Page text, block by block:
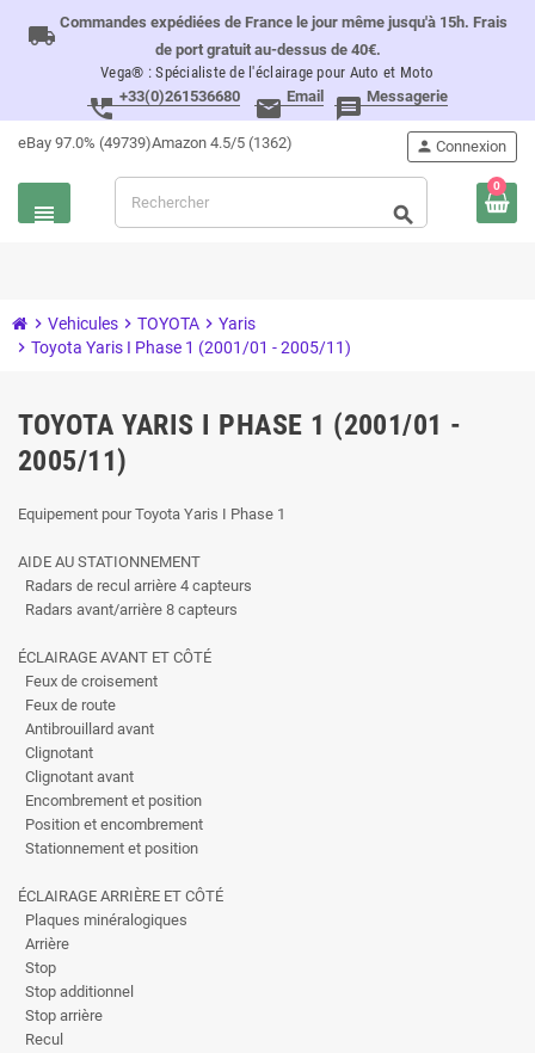
local_shipping Commandes expédiées de France le jour même jusqu'à 15h. Frais
de port gratuit au-dessus de 40€.
Vega® : Spécialiste de l'éclairage pour Auto et Moto
perm_phone_msg +33(0)261536680 email Email message Messagerie
eBay 97.0% (49739)Amazon 4.5/5 (1362)
view_headline
person Connexion
search
0
chevron_right Vehicules chevron_right TOYOTA chevron_right Yaris
chevron_right Toyota Yaris I Phase 1 (2001/01 - 2005/11)
TOYOTA YARIS I PHASE 1 (2001/01 -
2005/11)
Equipement pour Toyota Yaris I Phase 1
AIDE AU STATIONNEMENT
Radars de recul arrière 4 capteurs
Radars avant/arrière 8 capteurs
ÉCLAIRAGE AVANT ET CÔTÉ
Feux de croisement
Feux de route
Antibrouillard avant
Clignotant
Clignotant avant
Encombrement et position
Position et encombrement
Stationnement et position
ÉCLAIRAGE ARRIÈRE ET CÔTÉ
Plaques minéralogiques
Arrière
Stop
Stop additionnel
Stop arrière
Recul